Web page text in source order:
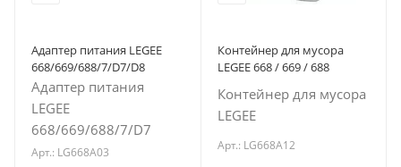
Адаптер питания LEGEE
668/669/688/7/D7/D8
Адаптер питания
LEGEE
668/669/688/7/D7
Арт.: LG668A03
Контейнер для мусора
LEGEE 668 / 669 / 688
Контейнер для мусора
LEGEE
Арт.: LG668A12